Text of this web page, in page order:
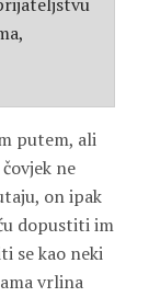
putem, ali
ne
on ipak
dopustiti im
se kao neki
vrlina